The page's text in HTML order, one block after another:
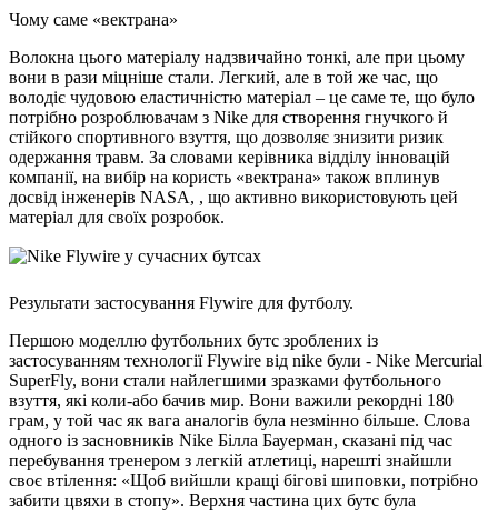
Чому саме «вектрана»
Волокна цього матеріалу надзвичайно тонкі, але при цьому
вони в рази міцніше стали. Легкий, але в той же час, що
володіє чудовою еластичністю матеріал – це саме те, що було
потрібно розроблювачам з Nike для створення гнучкого й
стійкого спортивного взуття, що дозволяє знизити ризик
одержання травм. За словами керівника відділу інновацій
компанії, на вибір на користь «вектрана» також вплинув
досвід інженерів NASA, , що активно використовують цей
матеріал для своїх розробок.
Результати застосування Flywire для футболу.
Першою моделлю футбольних бутс зроблених із
застосуванням технології Flywire від nike були - Nike Mercurial
SuperFly, вони стали найлегшими зразками футбольного
взуття, які коли-або бачив мир. Вони важили рекордні 180
грам, у той час як вага аналогів була незмінно більше. Слова
одного із засновників Nike Білла Бауерман, сказані під час
перебування тренером з легкій атлетиці, нарешті знайшли
своє втілення: «Щоб вийшли кращі бігові шиповки, потрібно
забити цвяхи в стопу». Верхня частина цих бутс була